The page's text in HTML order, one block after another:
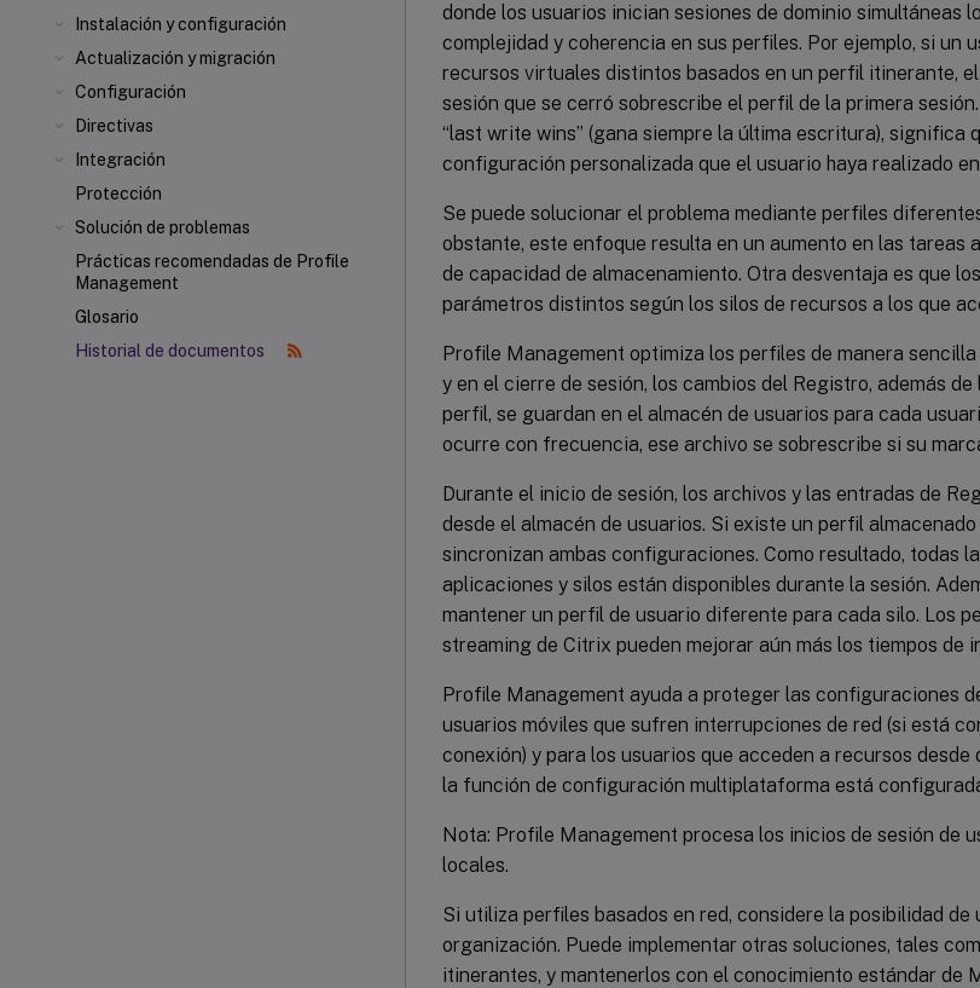
Instalación y configuración
Actualización y migración
Configuración
Directivas
Integración
Protección
Solución de problemas
Prácticas recomendadas de Profile
Management
Glosario
Historial de documentos
donde los usuarios inician sesiones de dominio simultáneas
complejidad y coherencia en sus perfiles. Por ejemplo, si un
recursos virtuales distintos basados en un perfil itinerante,
sesión que se cerró sobrescribe el perfil de la primera
“last write wins” (gana siempre la última escritura), significa
configuración personalizada que el usuario haya realizado
Se puede solucionar el problema mediante perfiles
obstante, este enfoque resulta en un aumento en las tareas
de capacidad de almacenamiento. Otra desventaja es que
parámetros distintos según los silos de recursos a los que
Profile Management optimiza los perfiles de manera
y en el cierre de sesión, los cambios del Registro, además
perfil, se guardan en el almacén de usuarios para cada
ocurre con frecuencia, ese archivo se sobrescribe si su
Durante el inicio de sesión, los archivos y las entradas de
desde el almacén de usuarios. Si existe un perfil
sincronizan ambas configuraciones. Como resultado, todas
aplicaciones y silos están disponibles durante la sesión.
mantener un perfil de usuario diferente para cada silo. Los
streaming de Citrix pueden mejorar aún más los tiempos de
Profile Management ayuda a proteger las configuraciones
usuarios móviles que sufren interrupciones de red (si está
conexión) y para los usuarios que acceden a recursos
la función de configuración multiplataforma está
Nota: Profile Management procesa los inicios de sesión de
locales.
Si utiliza perfiles basados en red, considere la posibilidad
organización. Puede implementar otras soluciones, tales
itinerantes, y mantenerlos con el conocimiento estándar de